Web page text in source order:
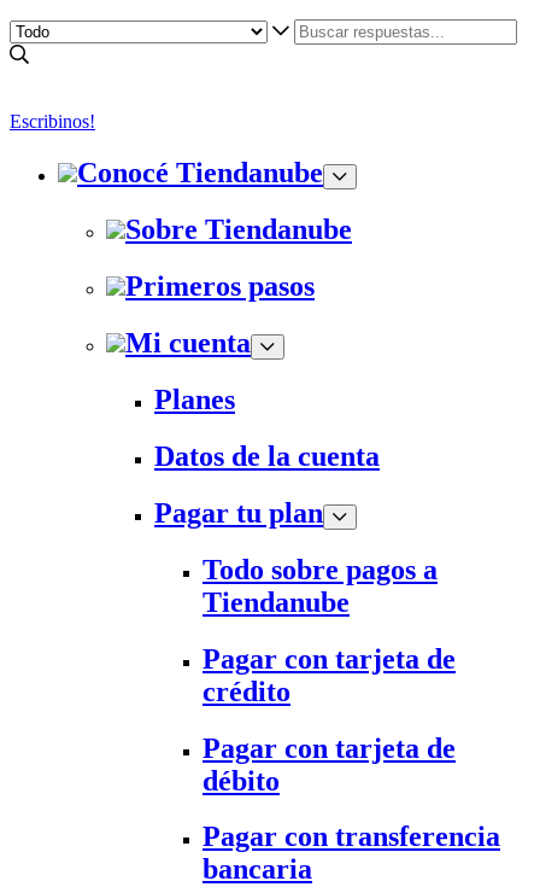
Escribinos!
Conocé Tiendanube
Sobre Tiendanube
Primeros pasos
Mi cuenta
Planes
Datos de la cuenta
Pagar tu plan
Todo sobre pagos a
Tiendanube
Pagar con tarjeta de
crédito
Pagar con tarjeta de
débito
Pagar con transferencia
bancaria